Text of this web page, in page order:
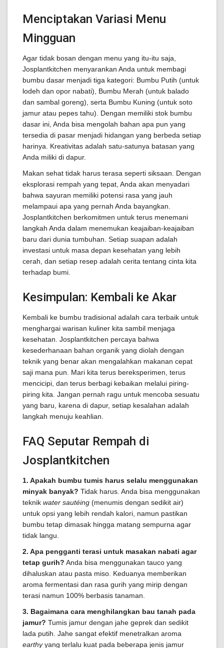
Menciptakan Variasi Menu
Mingguan
Agar tidak bosan dengan menu yang itu-itu saja,
Josplantkitchen menyarankan Anda untuk membagi
bumbu dasar menjadi tiga kategori: Bumbu Putih (untuk
lodeh dan opor nabati), Bumbu Merah (untuk balado
dan sambal goreng), serta Bumbu Kuning (untuk soto
jamur atau pepes tahu). Dengan memiliki stok bumbu
dasar ini, Anda bisa mengolah bahan apa pun yang
tersedia di pasar menjadi hidangan yang berbeda setiap
harinya. Kreativitas adalah satu-satunya batasan yang
Anda miliki di dapur.
Makan sehat tidak harus terasa seperti siksaan. Dengan
eksplorasi rempah yang tepat, Anda akan menyadari
bahwa sayuran memiliki potensi rasa yang jauh
melampaui apa yang pernah Anda bayangkan.
Josplantkitchen berkomitmen untuk terus menemani
langkah Anda dalam menemukan keajaiban-keajaiban
baru dari dunia tumbuhan. Setiap suapan adalah
investasi untuk masa depan kesehatan yang lebih
cerah, dan setiap resep adalah cerita tentang cinta kita
terhadap bumi.
Kesimpulan: Kembali ke Akar
Kembali ke bumbu tradisional adalah cara terbaik untuk
menghargai warisan kuliner kita sambil menjaga
kesehatan. Josplantkitchen percaya bahwa
kesederhanaan bahan organik yang diolah dengan
teknik yang benar akan mengalahkan makanan cepat
saji mana pun. Mari kita terus bereksperimen, terus
mencicipi, dan terus berbagi kebaikan melalui piring-
piring kita. Jangan pernah ragu untuk mencoba sesuatu
yang baru, karena di dapur, setiap kesalahan adalah
langkah menuju keahlian.
FAQ Seputar Rempah di
Josplantkitchen
1. Apakah bumbu tumis harus selalu menggunakan
minyak banyak? Tidak harus. Anda bisa menggunakan
teknik water sautéing (menumis dengan sedikit air)
untuk opsi yang lebih rendah kalori, namun pastikan
bumbu tetap dimasak hingga matang sempurna agar
tidak langu.
2. Apa pengganti terasi untuk masakan nabati agar
tetap gurih? Anda bisa menggunakan tauco yang
dihaluskan atau pasta miso. Keduanya memberikan
aroma fermentasi dan rasa gurih yang mirip dengan
terasi namun 100% berbasis tanaman.
3. Bagaimana cara menghilangkan bau tanah pada
jamur? Tumis jamur dengan jahe geprek dan sedikit
lada putih. Jahe sangat efektif menetralkan aroma
earthyyang terlalu kuat pada beberapa jenis jamur